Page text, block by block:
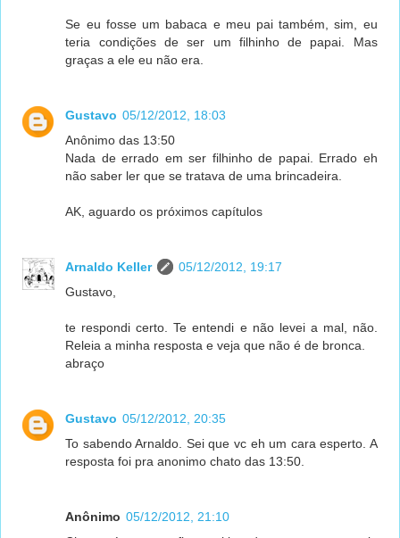
Se eu fosse um babaca e meu pai também, sim, eu
teria condições de ser um filhinho de papai. Mas
graças a ele eu não era.
Gustavo 05/12/2012, 18:03
Anônimo das 13:50
Nada de errado em ser filhinho de papai. Errado eh
não saber ler que se tratava de uma brincadeira.
AK, aguardo os próximos capítulos
Arnaldo Keller
05/12/2012, 19:17
Gustavo,
te respondi certo. Te entendi e não levei a mal, não.
Releia a minha resposta e veja que não é de bronca.
abraço
Gustavo 05/12/2012, 20:35
To sabendo Arnaldo. Sei que vc eh um cara esperto. A
resposta foi pra anonimo chato das 13:50.
Anônimo 05/12/2012, 21:10